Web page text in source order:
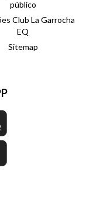
público
Club La Garrocha
EQ
Sitemap